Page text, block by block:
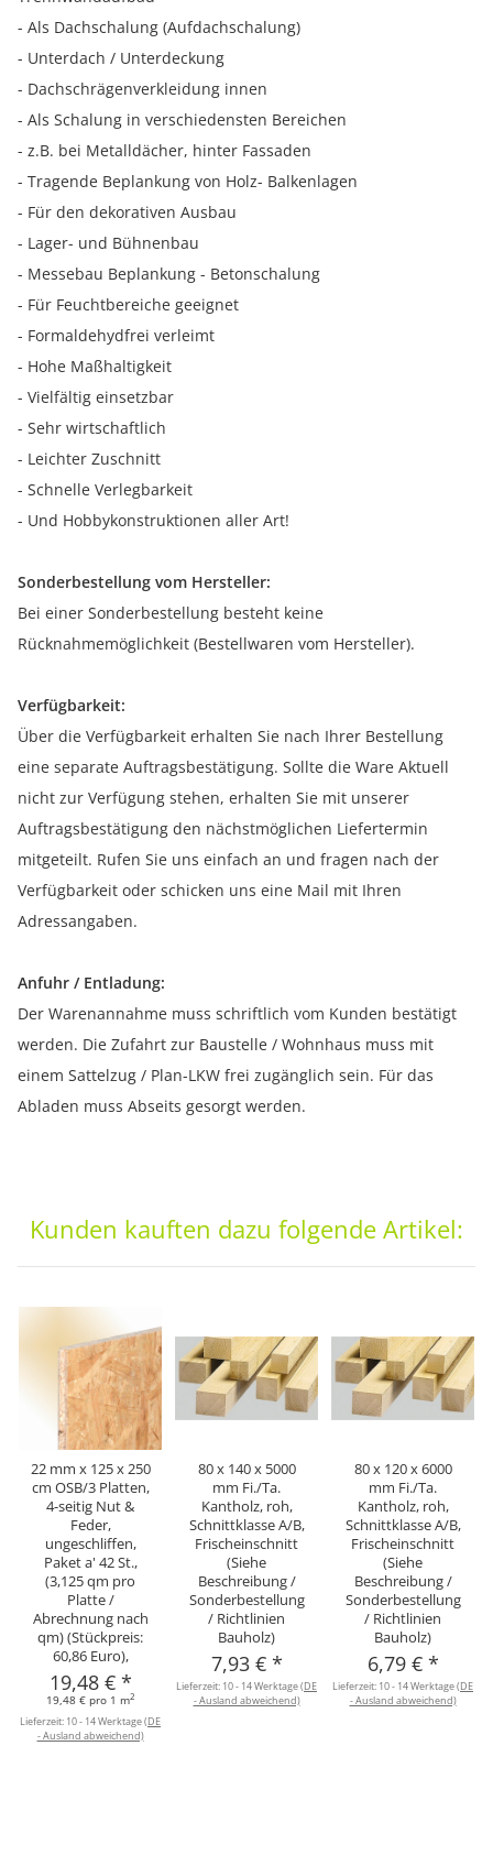
- Als Dachschalung (Aufdachschalung)
- Unterdach / Unterdeckung
- Dachschrägenverkleidung innen
- Als Schalung in verschiedensten Bereichen
- z.B. bei Metalldächer, hinter Fassaden
- Tragende Beplankung von Holz- Balkenlagen
- Für den dekorativen Ausbau
- Lager- und Bühnenbau
- Messebau Beplankung - Betonschalung
- Für Feuchtbereiche geeignet
- Formaldehydfrei verleimt
- Hohe Maßhaltigkeit
- Vielfältig einsetzbar
- Sehr wirtschaftlich
- Leichter Zuschnitt
- Schnelle Verlegbarkeit
- Und Hobbykonstruktionen aller Art!
Sonderbestellung vom Hersteller:
Bei einer Sonderbestellung besteht keine
Rücknahmemöglichkeit (Bestellwaren vom Hersteller).
Verfügbarkeit:
Über die Verfügbarkeit erhalten Sie nach Ihrer Bestellung
eine separate Auftragsbestätigung. Sollte die Ware Aktuell
nicht zur Verfügung stehen, erhalten Sie mit unserer
Auftragsbestätigung den nächstmöglichen Liefertermin
mitgeteilt. Rufen Sie uns einfach an und fragen nach der
Verfügbarkeit oder schicken uns eine Mail mit Ihren
Adressangaben.
Anfuhr / Entladung:
Der Warenannahme muss schriftlich vom Kunden bestätigt
werden. Die Zufahrt zur Baustelle / Wohnhaus muss mit
einem Sattelzug / Plan-LKW frei zugänglich sein. Für das
Abladen muss Abseits gesorgt werden.
Kunden kauften dazu folgende Artikel:
22 mm x 125 x 250
cm OSB/3 Platten,
4-seitig Nut &
Feder,
ungeschliffen,
Paket a' 42 St.,
(3,125 qm pro
Platte /
Abrechnung nach
qm) (Stückpreis:
60,86 Euro),
19,48 € *
19,48 € pro 1 m2
Lieferzeit: 10 - 14 Werktage(DE
- Ausland abweichend)
80 x 140 x 5000
mm Fi./Ta.
Kantholz, roh,
Schnittklasse A/B,
Frischeinschnitt
(Siehe
Beschreibung /
Sonderbestellung
/ Richtlinien
Bauholz)
7,93 € *
Lieferzeit: 10 - 14 Werktage(DE
- Ausland abweichend)
80 x 120 x 6000
mm Fi./Ta.
Kantholz, roh,
Schnittklasse A/B,
Frischeinschnitt
(Siehe
Beschreibung /
Sonderbestellung
/ Richtlinien
Bauholz)
6,79 € *
Lieferzeit: 10 - 14 Werktage(DE
- Ausland abweichend)